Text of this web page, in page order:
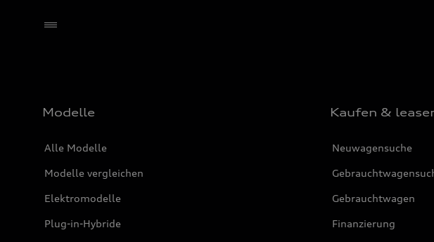
Modelle
Alle Modelle
Modelle vergleichen
Elektromodelle
Plug-in-Hybride
Kaufen &
Neuwagensuche
Gebrauchtwagen
Finanzierung